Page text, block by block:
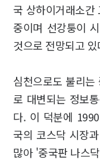
국 상하이거래소간
중이며 선강퉁이
것으로 전망되고 있
심천으로도 불리
로 대변되는 정보
다. 이 덕분에
국의 코스닥 시장
많아 '중국판 나스